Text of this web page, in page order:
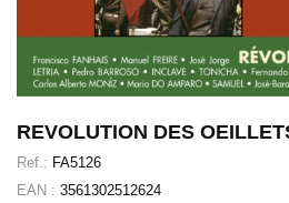
REVOLUTION DES
Ref.: FA5126
EAN : 3561302512624